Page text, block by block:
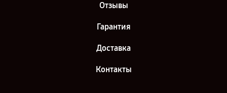
Отзывы
Гарантия
Доставка
Контакты